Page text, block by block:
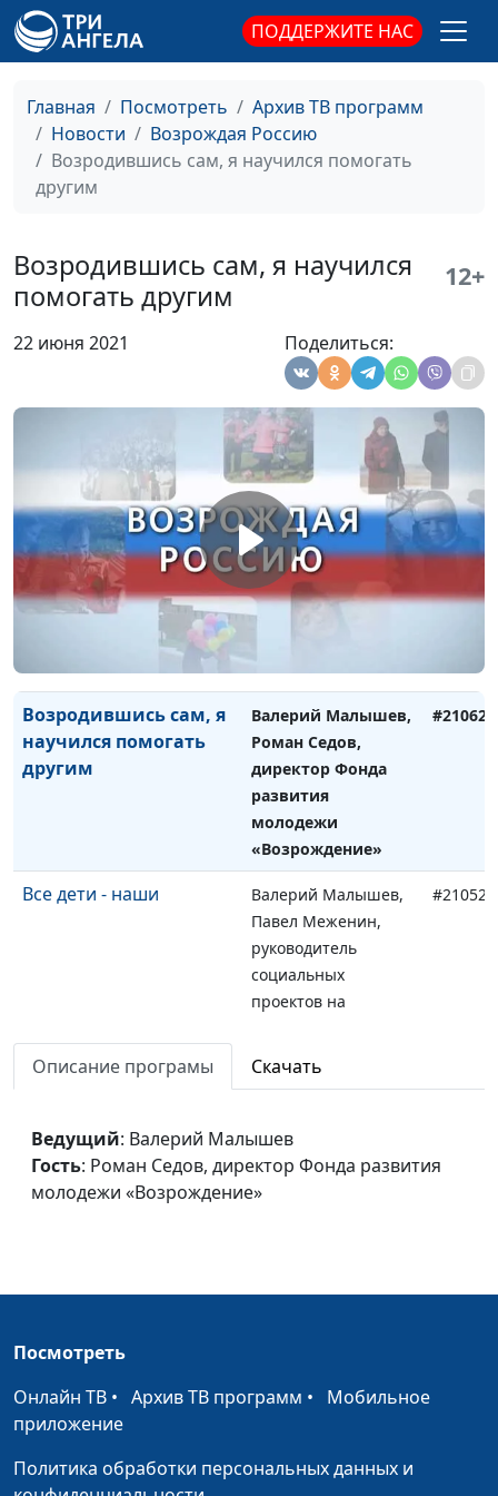
ПОДДЕРЖИТЕ НАС
Главная Посмотреть
Архив ТВ программ
Новости
Возрождая Россию
Возродившись сам, я научился помогать
другим
Возродившись сам, я научился
помогать другим
12+
22 июня 2021 Поделиться:
религиозной
свободы
Гуманная педагогика
Валерий Малышев,
Нелли Пашинян,
проекта
Экология начинается с
меня
Валерий Малышев,
руководитель
молодежной
экоорганизации
«Изменим мир»,
основатель
экодвижения
«РазДельно»
#210723
Добровольческая
деятельность по
милости Божьей
Валерий Малышев,
Игорь Кириченко,
координатор АДРА в
Московской области
#210702
Возродившись сам, я
научился помогать
другим
Валерий Малышев,
Роман Седов,
директор Фонда
развития
молодежи
«Возрождение»
#210625
Все дети - наши
Валерий Малышев,
Павел Меженин,
руководитель
социальных
проектов на
#210528
Бог помог мне, а я -
другим
Павел Меженин,
Война и мир в истории
России
Валерий Малышев,
Совета при
Описание програмы Скачать
Ведущий: Валерий Малышев
Гость: Роман Седов, директор Фонда развития
молодежи «Возрождение»
Посмотреть
Онлайн ТВ • Архив ТВ программ • Мобильное
приложение
Политика обработки персональных данных и